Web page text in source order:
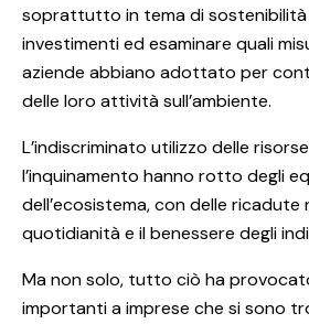
soprattutto in tema di
investimenti ed esaminare quali
aziende abbiano adottato per
delle loro attività sull’ambiente.
L’indiscriminato utilizzo delle
l’inquinamento hanno rotto degli
dell’ecosistema, con delle ricadute
quotidianità e il benessere degli
Ma non solo, tutto ciò ha
importanti a imprese che si sono